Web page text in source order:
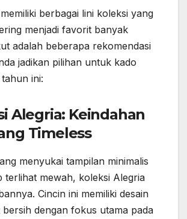
berbagai lini koleksi yang
menjadi favorit banyak
adalah beberapa rekomendasi
jadikan pilihan untuk kado
ini:
Alegria: Keindahan
Timeless
menyukai tampilan minimalis
terlihat mewah, koleksi Alegria
Cincin ini memiliki desain
bersih dengan fokus utama pada